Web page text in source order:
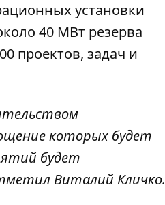
установки
40 МВт резерва
проектов, задач и
которых будет
будет
Виталий Кличко.